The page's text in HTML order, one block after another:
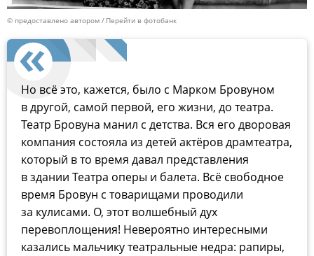
© предоставлено автором Перейти в фотобанк
Но всё это, кажется, было с Марком Бровуном
в другой, самой первой, его жизни, до театра.
Театр Бровуна манил с детства. Вся его дворовая
компания состояла из детей актёров драмтеатра,
который в то время давал представления
в здании Театра оперы и балета. Всё свободное
время Бровун с товарищами проводили
за кулисами. О, этот волшебный дух
перевоплощения! Невероятно интересными
казались мальчику театральные недра: рапиры,